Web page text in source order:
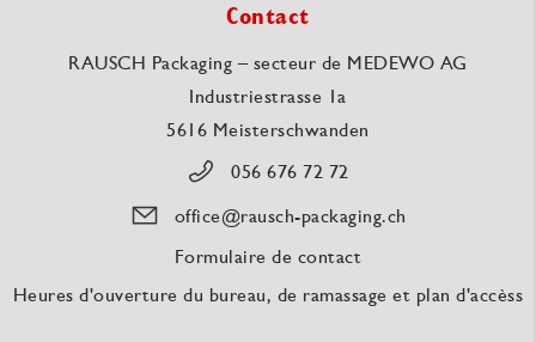
Contact
RAUSCH Packaging – secteur de MEDEWO AG
Industriestrasse 1a
5616 Meisterschwanden
056 676 72 72
office@rausch-packaging.ch
Formulaire de contact
Heures d'ouverture du bureau, de ramassage et plan d'accèss